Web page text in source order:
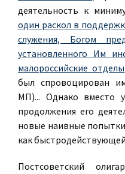
деятельность к
один раскол в
служения, Богом
установленного Им
малороссийские отделы
был спровоцирован
МП)... Однако вместо
продолжения его
новые наивные
как
Постсоветский